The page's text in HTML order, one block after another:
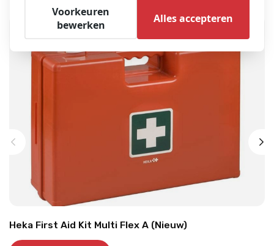
Heka First Aid Kit Multi Flex A (Nieuw)
Voorkeuren
bewerken
Alles accepteren